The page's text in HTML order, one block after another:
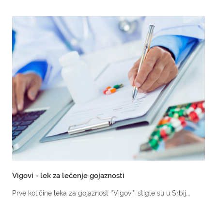
Vigovi - lek za lečenje gojaznosti
Prve količine leka za gojaznost ''Vigovi'' stigle su u Srbij...